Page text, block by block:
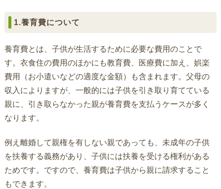
1.養育費について
養育費とは、子供が生活するために必要な費用のことで
す。衣食住の費用のほかにも教育費、医療費に加え、娯楽
費用（お小遣いなどの適度な金額）も含まれます。父母の
収入によりますが、一般的には子供を引き取り育てている
親に、引き取らなかった親が養育費を支払うケースが多く
なります。
例え離婚して親権を有しない親であっても、未成年の子供
を扶養する義務があり、子供には扶養を受ける権利がある
ためです。ですので、養育費は子供から親に請求すること
もできます。